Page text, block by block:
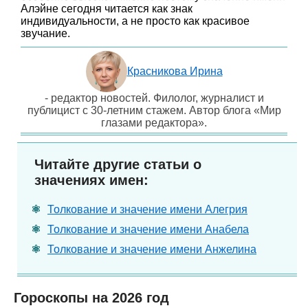
Алэйне сегодня читается как знак
индивидуальности, а не просто как красивое
звучание.
Красникова Ирина
- редактор новостей. Филолог, журналист и
публицист с 30-летним стажем. Автор блога «Мир
глазами редактора».
Читайте другие статьи о
значениях имен:
Толкование и значение имени Алегрия
Толкование и значение имени Анабела
Толкование и значение имени Анжелина
Гороскопы на 2026 год